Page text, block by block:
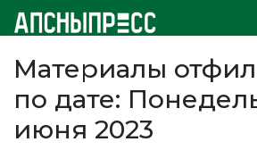
Материалы
по дате:
июня 2023